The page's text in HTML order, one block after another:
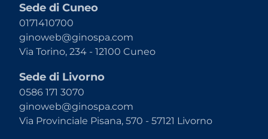
Sede di Cuneo
0171410700
ginoweb@ginospa.com
Via Torino, 234 - 12100 Cuneo
Sede di Livorno
0586 171 3070
ginoweb@ginospa.com
Via Provinciale Pisana, 570 - 57121 Livorno